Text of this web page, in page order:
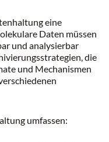
eine
Daten müssen
und analysierbar
die
und Mechanismen
umfassen: